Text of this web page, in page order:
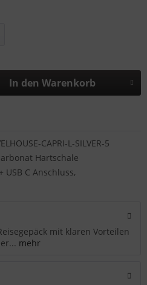
In den Warenkorb
CAPRI-L-SILVER-5
Hartschale
USB C Anschluss,
mit klaren Vorteilen
mehr